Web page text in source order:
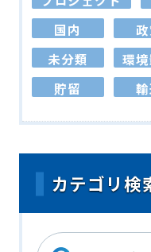
国内
未分類
環
貯留
カテゴリ検